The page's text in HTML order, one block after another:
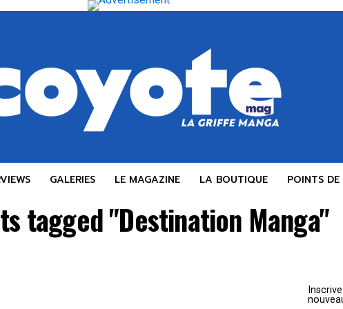
GALERIES LE MAGAZINE LA BOUTIQUE POINTS DE
tagged "Destination Manga"